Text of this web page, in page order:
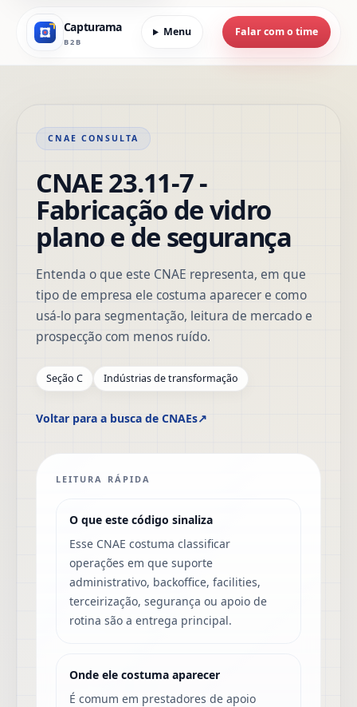
Capturama
B2B
Menu Falar com o time
CNAE CONSULTA
CNAE 23.11-7 -
Fabricação de vidro
plano e de segurança
Entenda o que este CNAE representa, em que
tipo de empresa ele costuma aparecer e como
usá-lo para segmentação, leitura de mercado e
prospecção com menos ruído.
Seção C Indústrias de transformação
Voltar para a busca de CNAEs↗
LEITURA RÁPIDA
O que este código sinaliza
Esse CNAE costuma classificar
operações em que suporte
administrativo, backoffice, facilities,
terceirização, segurança ou apoio de
rotina são a entrega principal.
Onde ele costuma aparecer
É comum em prestadores de apoio